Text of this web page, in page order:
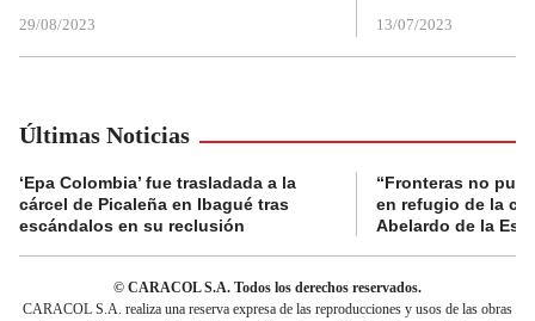
29/08/2023 13/07/2023
Últimas Noticias
‘Epa Colombia’ fue trasladada a la
cárcel de Picaleña en Ibagué tras
escándalos en su reclusión
“Fronteras no
en refugio de la
Abelardo de la
© CARACOL S.A. Todos los derechos reservados.
CARACOL S.A. realiza una reserva expresa de las reproducciones y usos de las obras